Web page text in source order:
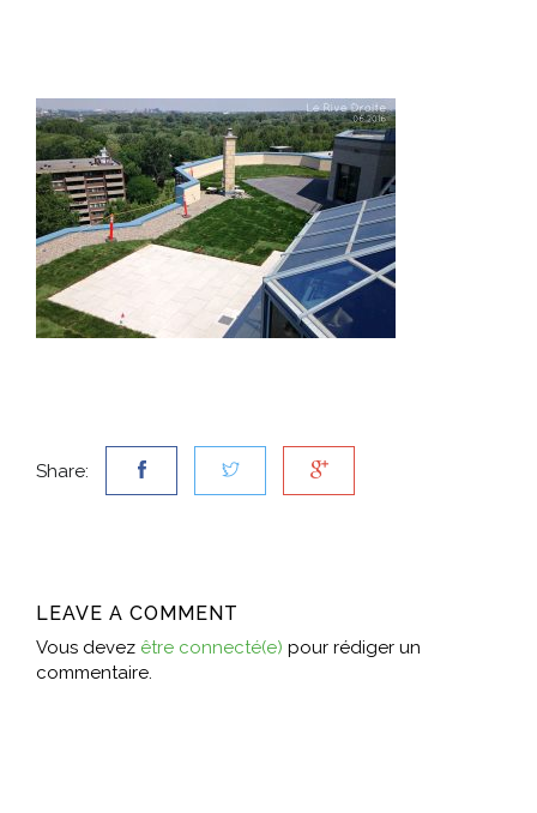
Share:
LEAVE A COMMENT
Vous devez être connecté(e) pour rédiger un
commentaire.